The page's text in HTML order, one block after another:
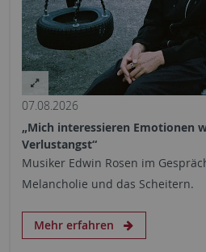
07.08.2026
„Mich interessieren Emotionen
Verlustangst“
Musiker Edwin Rosen im
Melancholie und das Scheitern.
Mehr erfahren